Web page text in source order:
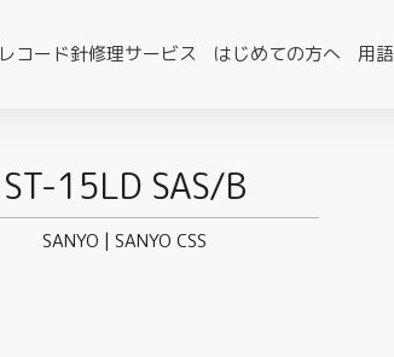
レコード針修理サービス はじめての方へ 用
ST-15LD SAS/B
SANYO | SANYO CSS